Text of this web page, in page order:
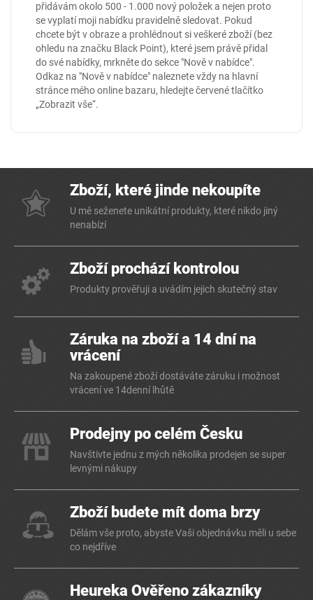
přidávám okolo 500 - 1.000 nový položek a nejen proto
se vyplatí moji nabídku pravidelně sledovat. Pokud
chcete být v obraze a prohlédnout si veškeré zboží (bez
ohledu na značku Black Point), které jsem právě přidal
do své nabídky, mrkněte do sekce "Nově v nabídce".
Odkaz na "Nově v nabídce" naleznete vždy na hlavní
stránce mého online bazaru, hledejte červené tlačítko
„Zobrazit vše“.
Zboží, které jinde nekoupíte
U mě seženete unikátní produkty, které nikdo jiný
nenabízí
Zboží prochází kontrolou
Produkty prověřuji a uvádím jejich skutečný stav
Záruka na zboží a 14 dní na
vrácení
Na zakoupené zboží dostáváte záruku i možnost
vrácení ve 14denní lhůtě
Prodejny po celém Česku
Navštivte jednu z mých několika prodejen se super
levnými nákupy
Zboží budete mít doma brzy
Dělám vše proto, abyste Vaši objednávku měli u sebe
co nejdříve
Heureka Ověřeno zákazníky